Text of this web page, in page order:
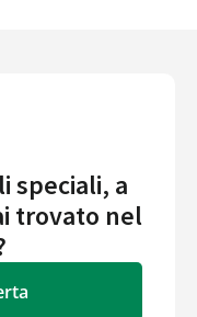
speciali, a
trovato nel